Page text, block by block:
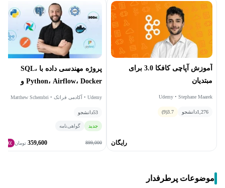
آموزش آپاچی کافکا 3.0 برای
مبتدیان
Udemy • Stephane Maarek
1,276دانشجو 3.7
(9)
رایگان
پروژه مهندسی داده با SQL،
Python، Airflow، Docker و
Udemy • آکادمی فراتک • Matthew Schembri
53دانشجو
جدید گواهی‌نامه
899,000
359,600 تومان 60٪
موضوعات پرطرفدار